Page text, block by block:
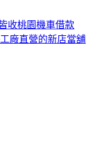
收桃園機車借款
廠直營的新店當舖